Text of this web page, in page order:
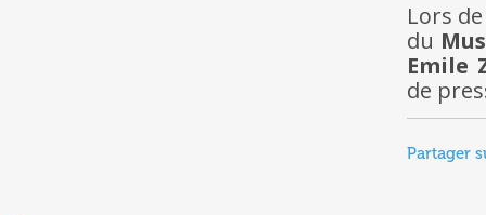
Lors
du
Emile
de
Partager